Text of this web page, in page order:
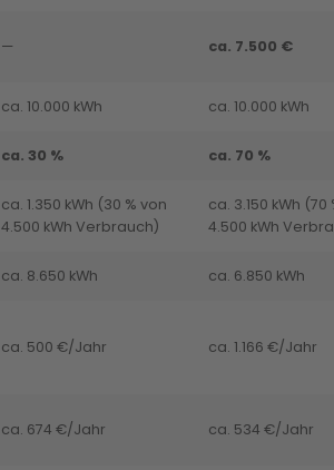
— ca. 7.500 €
ca. 10.000 kWh ca. 10.000 kWh
ca. 30 % ca. 70 %
ca. 1.350 kWh (30 % von
4.500 kWh Verbrauch)
ca. 3.150 kWh (70
4.500 kWh
ca. 8.650 kWh ca. 6.850 kWh
ca. 500 €/Jahr ca. 1.166 €/Jahr
ca. 674 €/Jahr ca. 534 €/Jahr